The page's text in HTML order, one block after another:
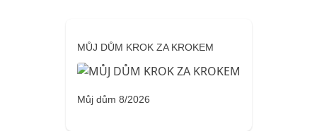
MŮJ DŮM KROK ZA KROKEM
Můj dům 8/2026